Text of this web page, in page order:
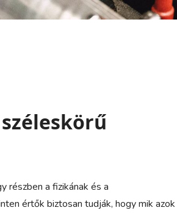
részben a fizikának és a
értők biztosan tudják, hogy mik azok